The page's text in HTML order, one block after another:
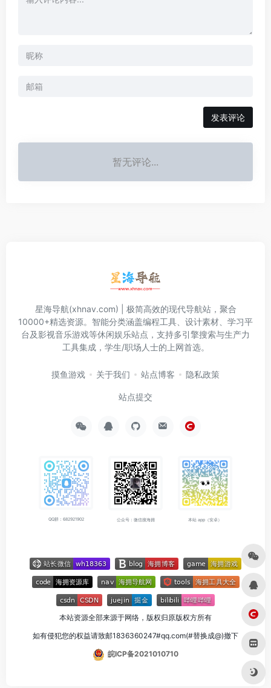
发表评论
暂无评论...
星海导航(xhnav.com) | 极简高效的现代导航站，聚合
10000+精选资源。智能分类涵盖编程工具、设计素材、学习平
台及影视音乐游戏等休闲娱乐站点，支持多引擎搜索与生产力
工具集成，学生/职场人士的上网首选。
摸鱼游戏 关于我们 站点博客 隐私政策
站点提交
QQ群：682921902 公众号：微信搜海拥 本站 app（安卓）
本站资源全部来源于网络，版权归原版权方所有
如有侵犯您的权益请致邮1836360247#qq.com(#替换成@)撤下
皖ICP备2021010710